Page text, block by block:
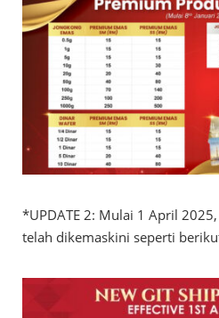
*UPDATE 2: Mulai 1 April
telah dikemaskini seperti